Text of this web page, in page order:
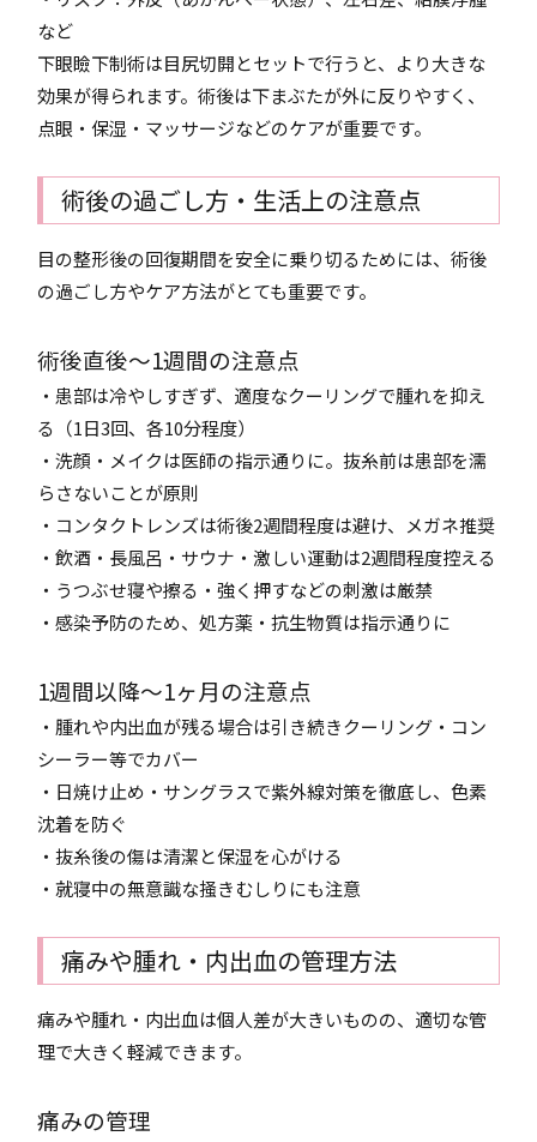
など
下眼瞼下制術は目尻切開とセットで行うと、より大きな
効果が得られます。術後は下まぶたが外に反りやすく、
点眼・保湿・マッサージなどのケアが重要です。
術後の過ごし方・生活上の注意点
目の整形後の回復期間を安全に乗り切るためには、術後
の過ごし方やケア方法がとても重要です。
術後直後～1週間の注意点
・患部は冷やしすぎず、適度なクーリングで腫れを抑え
る（1日3回、各10分程度）
・洗顔・メイクは医師の指示通りに。抜糸前は患部を濡
らさないことが原則
・コンタクトレンズは術後2週間程度は避け、メガネ推奨
・飲酒・長風呂・サウナ・激しい運動は2週間程度控える
・うつぶせ寝や擦る・強く押すなどの刺激は厳禁
・感染予防のため、処方薬・抗生物質は指示通りに
1週間以降～1ヶ月の注意点
・腫れや内出血が残る場合は引き続きクーリング・コン
シーラー等でカバー
・日焼け止め・サングラスで紫外線対策を徹底し、色素
沈着を防ぐ
・抜糸後の傷は清潔と保湿を心がける
・就寝中の無意識な掻きむしりにも注意
痛みや腫れ・内出血の管理方法
痛みや腫れ・内出血は個人差が大きいものの、適切な管
理で大きく軽減できます。
痛みの管理